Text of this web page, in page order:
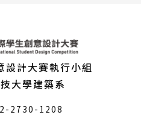
設計大賽執行小組
大學建築系
2730-1208